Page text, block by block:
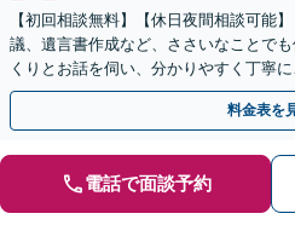
【初回相談無料】【休日夜間相談可能
議、遺言書作成など、ささいなことで
くりとお話を伺い、分かりやすく丁寧
方の利益を最大化するために尽力いた
料金表を
電話で面談予約